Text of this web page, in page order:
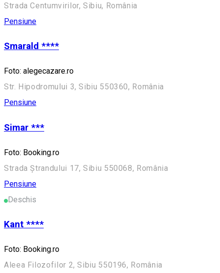
Strada Centumvirilor, Sibiu, România
Pensiune
Smarald ****
Foto: alegecazare.ro
Str. Hipodromului 3, Sibiu 550360, România
Pensiune
Simar ***
Foto: Booking.ro
Strada Ștrandului 17, Sibiu 550068, România
Pensiune
Deschis
Kant ****
Foto: Booking.ro
Aleea Filozofilor 2, Sibiu 550196, România